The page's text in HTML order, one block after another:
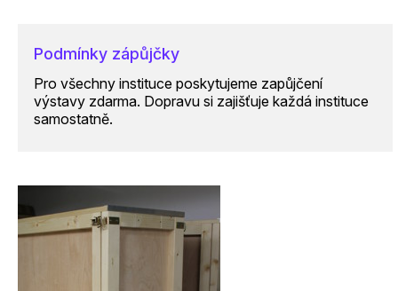
Podmínky zápůjčky
Pro všechny instituce poskytujeme zapůjčení
výstavy zdarma. Dopravu si zajišťuje každá instituce
samostatně.